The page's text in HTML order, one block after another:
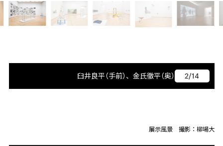
臼井良平（手前）、金氏徹平（奥） 2/14
展示風景 撮影：柳場大